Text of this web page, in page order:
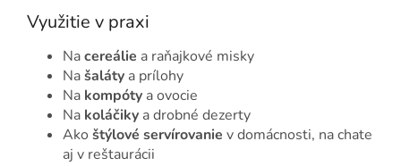
Využitie v praxi
Nacereálie a raňajkové misky
Našaláty a prílohy
Na kompóty a ovocie
Na koláčiky a drobné dezerty
Ako štýlové servírovanie v domácnosti, na chate
aj v reštaurácii